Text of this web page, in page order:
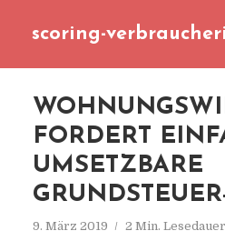
scoring-
FORDERT
UMSETZBARE
9. März 2019 2 Min. Lesedauer